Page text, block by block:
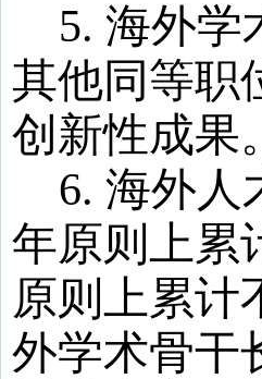
5. 海外学
其他同等职
创新性成果。
6. 海外人
年原则上累
原则上累计
外学术骨干